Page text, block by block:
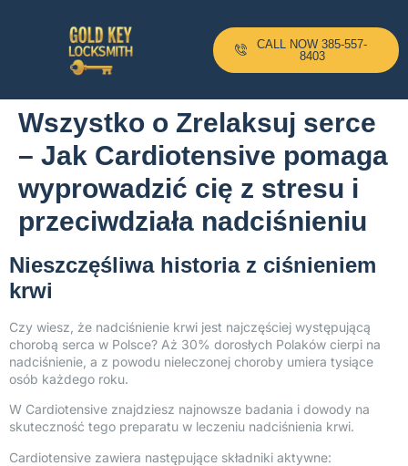
CALL NOW 385-557-
8403
Wszystko o Zrelaksuj serce
– Jak Cardiotensive pomaga
wyprowadzić cię z stresu i
przeciwdziała nadciśnieniu
Nieszczęśliwa historia z ciśnieniem
krwi
Czy wiesz, że nadciśnienie krwi jest najczęściej występującą
chorobą serca w Polsce? Aż 30% dorosłych Polaków cierpi na
nadciśnienie, a z powodu nieleczonej choroby umiera tysiące
osób każdego roku.
W Cardiotensive znajdziesz najnowsze badania i dowody na
skuteczność tego preparatu w leczeniu nadciśnienia krwi.
Cardiotensive zawiera następujące składniki aktywne: